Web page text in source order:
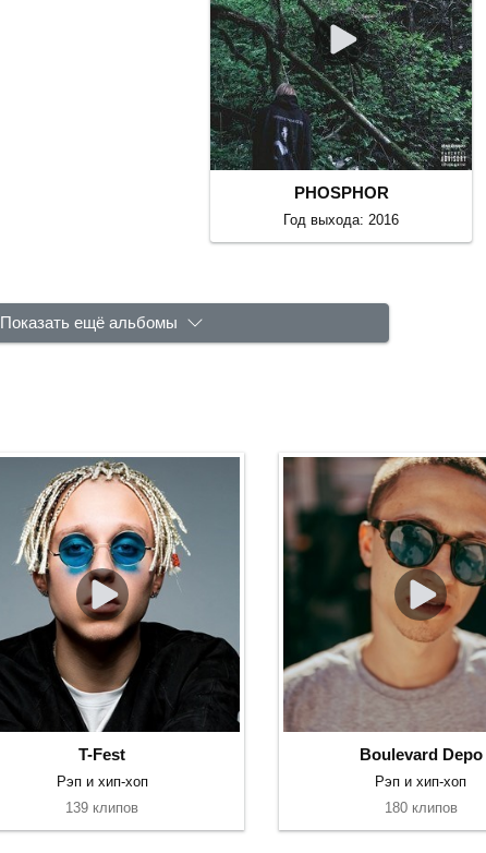
PHOSPHOR
Год выхода: 2016
Показать ещё альбомы
T-Fest
Рэп и хип-хоп
139 клипов
Boulevard Depo
Рэп и хип-хоп
180 клипов